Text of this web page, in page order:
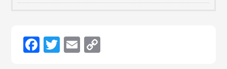
Facebook
Twitter
Email